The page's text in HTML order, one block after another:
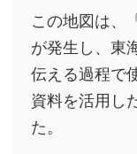
この地図は、
が発生し、東
伝える過程で
資料を活用し
た。